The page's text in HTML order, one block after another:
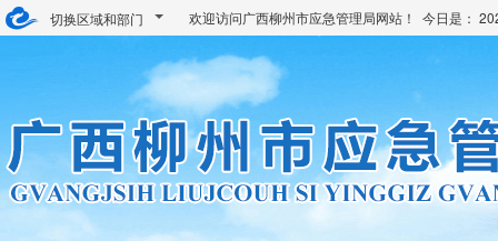
切换区域和部门 欢迎访问广西柳州市应急管理局网站！ 今日是：